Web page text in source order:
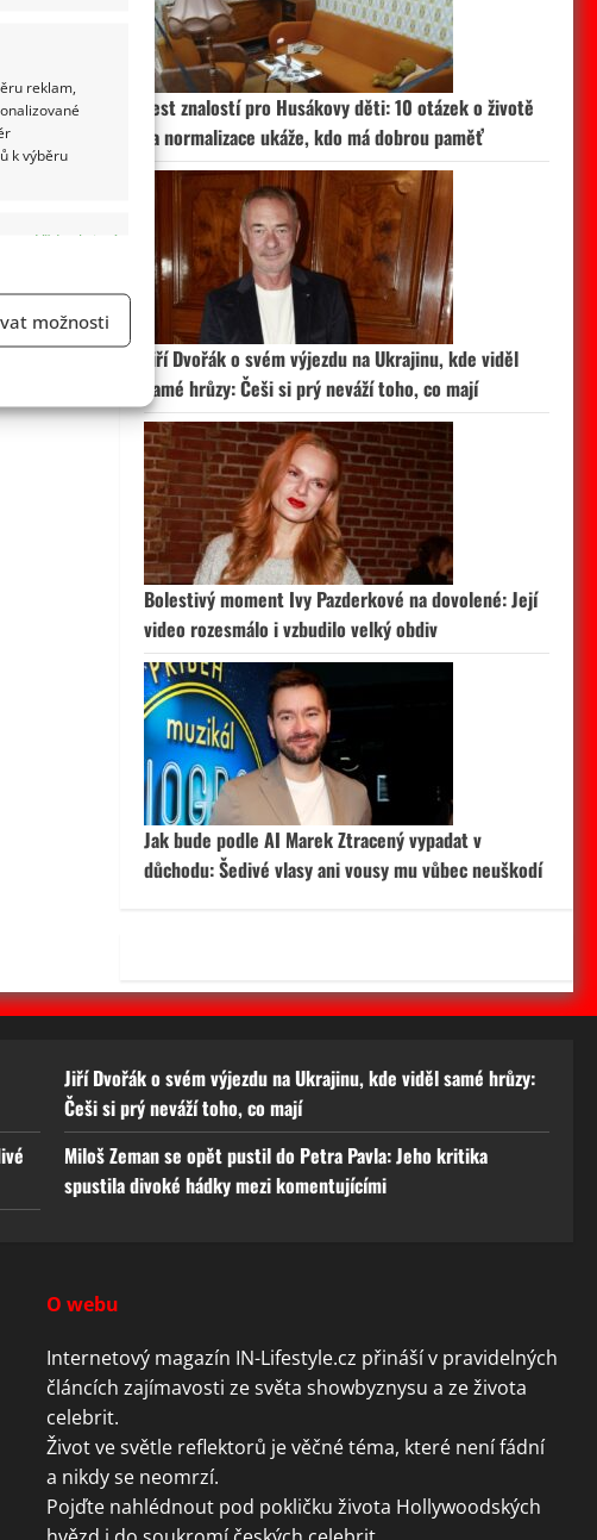
reklam,
k výběru
Vždy aktivní
možnosti
Test znalostí pro Husákovy děti: 10 otázek o životě
za normalizace ukáže, kdo má dobrou paměť
Jiří Dvořák o svém výjezdu na Ukrajinu, kde viděl
samé hrůzy: Češi si prý neváží toho, co mají
Bolestivý moment Ivy Pazderkové na dovolené: Její
video rozesmálo i vzbudilo velký obdiv
Jak bude podle AI Marek Ztracený vypadat v
důchodu: Šedivé vlasy ani vousy mu vůbec neuškodí
Jiří Dvořák o svém výjezdu na Ukrajinu, kde viděl samé hrůzy:
Češi si prý neváží toho, co mají
Miloš Zeman se opět pustil do Petra Pavla: Jeho kritika
spustila divoké hádky mezi komentujícími
O webu
Internetový magazín IN-Lifestyle.cz přináší v pravidelných
článcích zajímavosti ze světa showbyznysu a ze života
celebrit.
Život ve světle reflektorů je věčné téma, které není fádní
a nikdy se neomrzí.
Pojďte nahlédnout pod pokličku života Hollywoodských